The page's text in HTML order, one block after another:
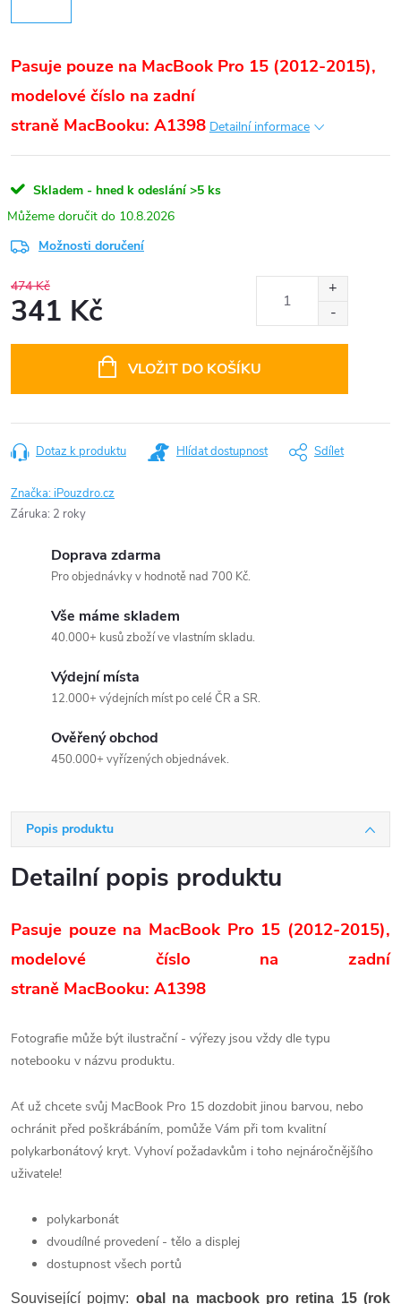
Pasuje pouze na MacBook Pro 15 (2012-2015),
modelové číslo na zadní
straně MacBooku: A1398 Detailní informace
Skladem - hned k odeslání >5 ks
10.8.2026
Možnosti doručení
474 Kč
341 Kč
VLOŽIT DO KOŠÍKU
Dotaz k produktu Hlídat dostupnost Sdílet
Značka:iPouzdro.cz
Záruka: 2 roky
Doprava zdarma
Pro objednávky v hodnotě nad 700 Kč.
Vše máme skladem
40.000+ kusů zboží ve vlastním skladu.
Výdejní místa
12.000+ výdejních míst po celé ČR a SR.
Ověřený obchod
450.000+ vyřízených objednávek.
Popis produktu
Detailní popis produktu
Pasuje pouze na MacBook Pro 15 (2012-2015),
modelové číslo na zadní
straně MacBooku: A1398
Fotografie může být ilustrační - výřezy jsou vždy dle typu
notebooku v názvu produktu.
Ať už chcete svůj MacBook Pro 15 dozdobit jinou barvou, nebo
ochránit před poškrábáním, pomůže Vám při tom kvalitní
polykarbonátový kryt. Vyhoví požadavkům i toho nejnáročnějšího
uživatele!
polykarbonát
dvoudílné provedení - tělo a displej
dostupnost všech portů
Související pojmy: obal na macbook pro retina 15 (rok